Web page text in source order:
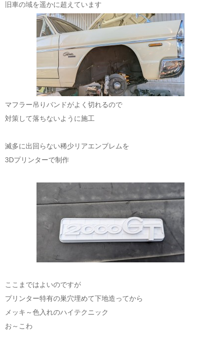
旧車の域を遥かに超えています
マフラー吊りバンドがよく切れるので
対策して落ちないように施工
滅多に出回らない稀少リアエンブレムを
3Dプリンターで制作
ここまではよいのですが
プリンター特有の巣穴埋めて下地造ってから
メッキ～色入れのハイテクニック
お～こわ